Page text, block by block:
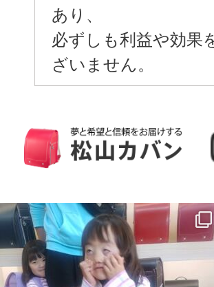
あり、
必ずしも利益や効果
ざいません。